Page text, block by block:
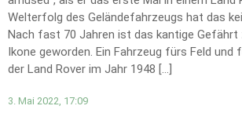
Welterfolg des Geländefahrzeugs hat das
Nach fast 70 Jahren ist das kantige Gefährt
Ikone geworden. Ein Fahrzeug fürs Feld und
der Land Rover im Jahr 1948 […]
3. Mai 2022, 17:09